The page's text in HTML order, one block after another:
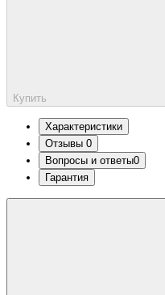
Купить
Характеристики
Отзывы 0
Вопросы и ответы0
Гарантия